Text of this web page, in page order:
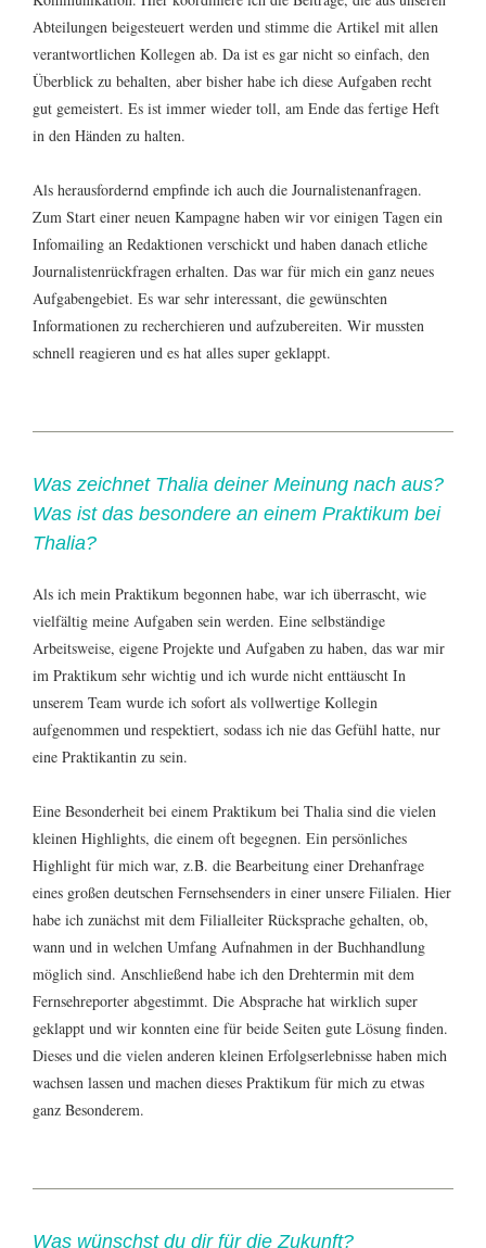
Abteilungen beigesteuert werden und stimme die Artikel mit allen
verantwortlichen Kollegen ab. Da ist es gar nicht so einfach, den
Überblick zu behalten, aber bisher habe ich diese Aufgaben recht
gut gemeistert. Es ist immer wieder toll, am Ende das fertige Heft
in den Händen zu halten.
Als herausfordernd empfinde ich auch die Journalistenanfragen.
Zum Start einer neuen Kampagne haben wir vor einigen Tagen ein
Infomailing an Redaktionen verschickt und haben danach etliche
Journalistenrückfragen erhalten. Das war für mich ein ganz neues
Aufgabengebiet. Es war sehr interessant, die gewünschten
Informationen zu recherchieren und aufzubereiten. Wir mussten
schnell reagieren und es hat alles super geklappt.
Was zeichnet Thalia deiner Meinung nach aus?
Was ist das besondere an einem Praktikum bei
Thalia?
Als ich mein Praktikum begonnen habe, war ich überrascht, wie
vielfältig meine Aufgaben sein werden. Eine selbständige
Arbeitsweise, eigene Projekte und Aufgaben zu haben, das war mir
im Praktikum sehr wichtig und ich wurde nicht enttäuscht In
unserem Team wurde ich sofort als vollwertige Kollegin
aufgenommen und respektiert, sodass ich nie das Gefühl hatte, nur
eine Praktikantin zu sein.
Eine Besonderheit bei einem Praktikum bei Thalia sind die vielen
kleinen Highlights, die einem oft begegnen. Ein persönliches
Highlight für mich war, z.B. die Bearbeitung einer Drehanfrage
eines großen deutschen Fernsehsenders in einer unsere Filialen. Hier
habe ich zunächst mit dem Filialleiter Rücksprache gehalten, ob,
wann und in welchen Umfang Aufnahmen in der Buchhandlung
möglich sind. Anschließend habe ich den Drehtermin mit dem
Fernsehreporter abgestimmt. Die Absprache hat wirklich super
geklappt und wir konnten eine für beide Seiten gute Lösung finden.
Dieses und die vielen anderen kleinen Erfolgserlebnisse haben mich
wachsen lassen und machen dieses Praktikum für mich zu etwas
ganz Besonderem.
Was wünschst du dir für die Zukunft?